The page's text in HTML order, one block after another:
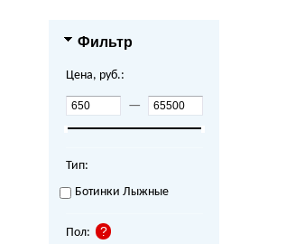
Фильтр
Цена, руб.:
—
Тип:
Ботинки Лыжные
Пол: